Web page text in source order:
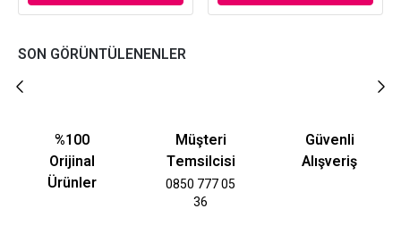
SON GÖRÜNTÜLENENLER
%100
Orijinal
Ürünler
Müşteri
Temsilcisi
0850 777 05
36
Güvenli
Alışveriş